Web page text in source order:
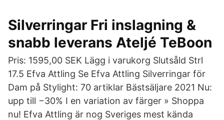
Silverringar Fri inslagning &
snabb leverans Ateljé TeBoon
Pris: 1595,00 SEK Lägg i varukorg Slutsåld Strl
17.5 Efva Attling Se Efva Attling Silverringar för
Dam på Stylight: 70 artiklar Bästsäljare 2021 Nu:
upp till −30% I en variation av färger » Shoppa
nu! Efva Attling är nog Sveriges mest kända